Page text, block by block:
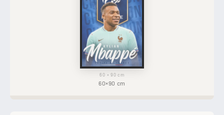
60 × 90 cm
60×90 cm